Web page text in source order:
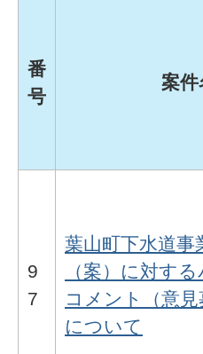
番
号
案件
9
7
葉山町下水道事
（案）に対す
コメント（意
について